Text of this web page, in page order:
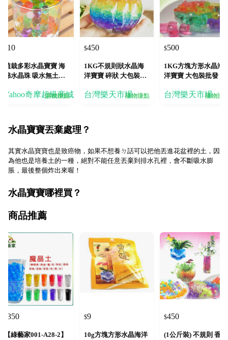
10
植栽多彩水晶寶寶 海
綿水晶珠 吸水無土園
Yahoo奇摩超級商城
購物賺點
$450
1KG不規則狀水晶海
洋寶寶 碎狀 大包裝批
寶寶 水晶土 水耕土壤
台灣樂天市場購物賺點
$500
1KG方塊方形水晶海
洋寶寶 大包裝批發 水
水晶土 水耕土壤種子
台灣樂天市場購物賺
水晶寶寶丟棄處理？
其實水晶寶寶也是致癌物，如果不想養ㄉ話可以把他丟進花盆裡的土，因
為他也是培養土的一種，絕對不能任意丟棄到排水孔裡，會不斷吸水膨
脹，最後整個炸出來喔！
水晶寶寶哪裡買？
商品推薦
350
【綠藝家001-A28-2】
$9
10g方塊方形水晶海洋
$450
(1公斤裝) 不規則 香晶